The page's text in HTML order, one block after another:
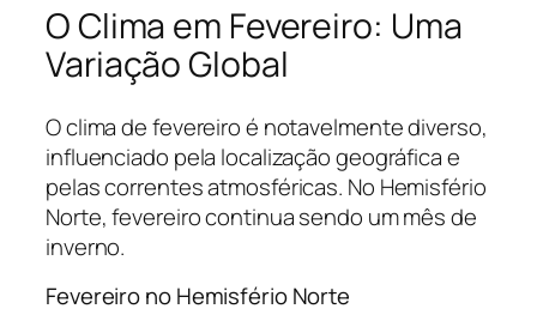
O Clima em Fevereiro: Uma
Variação Global
O clima de fevereiro é notavelmente diverso,
influenciado pela localização geográfica e
pelas correntes atmosféricas. No Hemisfério
Norte, fevereiro continua sendo um mês de
inverno.
Fevereiro no Hemisfério Norte